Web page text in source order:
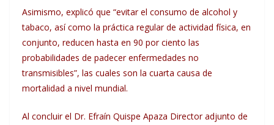
Asimismo, explicó que “evitar el consumo de alcohol y
tabaco, así como la práctica regular de actividad física, en
conjunto, reducen hasta en 90 por ciento las
probabilidades de padecer enfermedades no
transmisibles”, las cuales son la cuarta causa de
mortalidad a nivel mundial.
Al concluir el Dr. Efraín Quispe Apaza Director adjunto de